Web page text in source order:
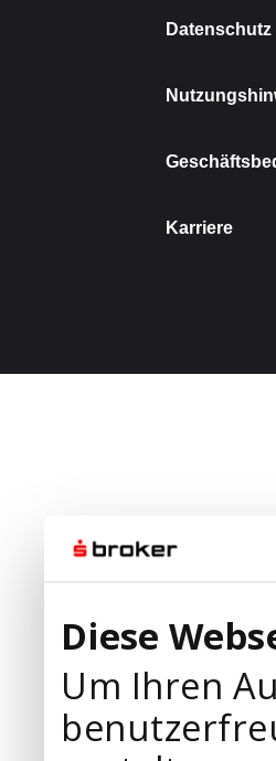
Diese
Um Ihren